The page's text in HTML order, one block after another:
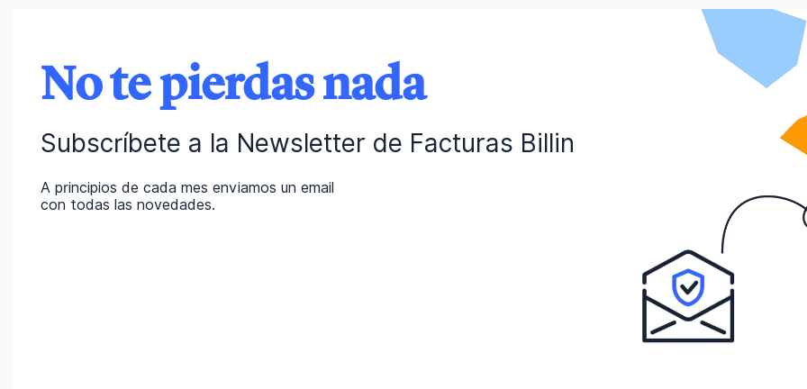
No te pierdas nada
Subscríbete a la Newsletter de Facturas Billin
A principios de cada mes enviamos un email
con todas las novedades.